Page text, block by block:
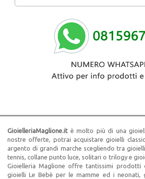
GioielleriaMaglione.itè molto più di una
nostre offerte, potrai acquistare gioielli
argento di grandi marche scegliendo tra
tennis, collane punto luce, solitari o trilogy e
Gioielleria Maglione offre tantissimi prodotti
gioielli Le Bebè per le mamme ed i neonati,